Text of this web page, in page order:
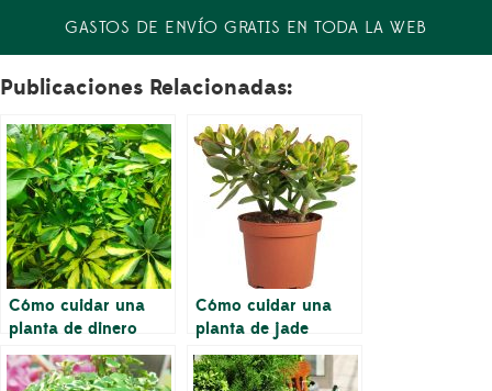
GASTOS DE ENVÍO GRATIS EN TODA LA WEB
Publicaciones Relacionadas:
Cómo cuidar una
planta de dinero
Cómo cuidar una
planta de jade